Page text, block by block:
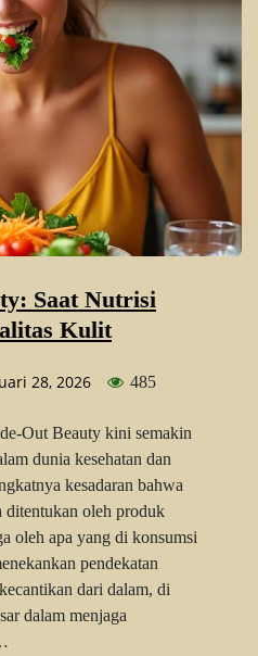
Saat Nutrisi
Kulit
28, 2026 485
Out Beauty kini semakin
dunia kesehatan dan
kesadaran bahwa
oleh produk
oleh apa yang di konsumsi
pendekatan
dari dalam, di
dalam menjaga